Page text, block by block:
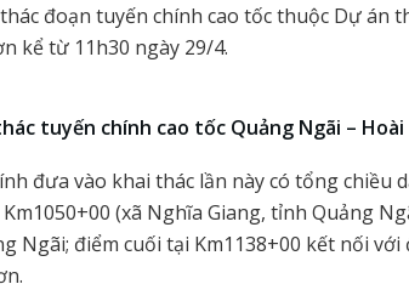
đoạn tuyến chính cao tốc thuộc Dự án
kể từ 11h30 ngày 29/4.
tuyến chính cao tốc Quảng Ngãi – Hoài
đưa vào khai thác lần này có tổng chiều
(xã Nghĩa Giang, tỉnh Quảng
Ngãi; điểm cuối tại Km1138+00 kết nối với